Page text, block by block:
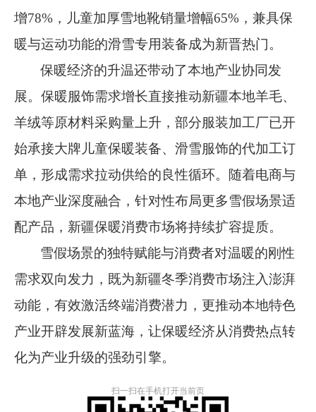
增78% ，儿童加厚雪地靴销量增幅65% ，兼具保
暖与运动功能的滑雪专用装备成为新晋热门。
保暖经济的升温还带动了本地产业协同发
展。保暖服饰需求增长直接推动新疆本地羊毛、
羊绒等原材料采购量上升，部分服装加工厂已开
始承接大牌儿童保暖装备、滑雪服饰的代加工订
单，形成需求拉动供给的良性循环。随着电商与
本地产业深度融合，针对性布局更多雪假场景适
配产品，新疆保暖消费市场将持续扩容提质。
雪假场景的独特赋能与消费者对温暖的刚性
需求双向发力，既为新疆冬季消费市场注入澎湃
动能，有效激活终端消费潜力，更推动本地特色
产业开辟发展新蓝海，让保暖经济从消费热点转
化为产业升级的强劲引擎。
扫一扫在手机打开当前页